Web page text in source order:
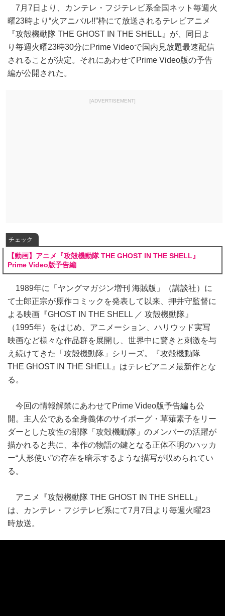
7月7日より、カンテレ・フジテレビ系全国ネット毎週火
曜23時より“火アニバル!!”枠にて放送されるテレビアニメ
『攻殻機動隊 THE GHOST IN THE SHELL』が、同日よ
り毎週火曜23時30分にPrime Videoで国内見放題最速配信
されることが決定。それにあわせてPrime Video版の予告
編が公開された。
[ADVERTISEMENT]
チェック
【動画】アニメ『攻殻機動隊 THE GHOST IN THE SHELL』
Prime Video版予告編
1989年に「ヤングマガジン増刊 海賊版」（講談社）に
て士郎正宗が原作コミックを発表して以来、押井守監督に
よる映画『GHOST IN THE SHELL ／ 攻殻機動隊』
（1995年）をはじめ、アニメーション、ハリウッド実写
映画など様々な作品群を展開し、世界中に驚きと刺激を与
え続けてきた「攻殻機動隊」シリーズ。『攻殻機動隊
THE GHOST IN THE SHELL』はテレビアニメ最新作とな
る。
今回の情報解禁にあわせてPrime Video版予告編も公
開。主人公である全身義体のサイボーグ・草薙素子をリー
ダーとした攻性の部隊「攻殻機動隊」のメンバーの活躍が
描かれると共に、本作の物語の鍵となる正体不明のハッカ
ー“人形使い”の存在を暗示するような描写が収められてい
る。
アニメ『攻殻機動隊 THE GHOST IN THE SHELL』
は、カンテレ・フジテレビ系にて7月7日より毎週火曜23
時放送。